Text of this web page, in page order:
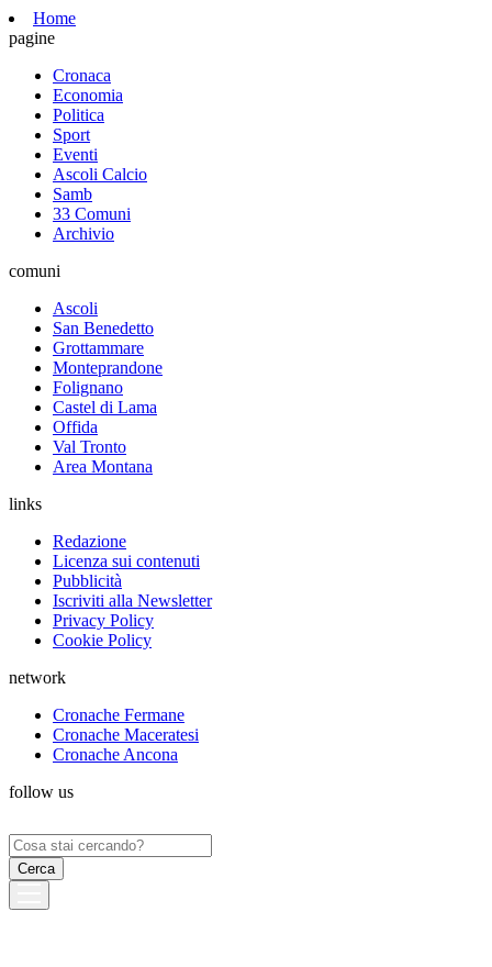
Home
pagine
Cronaca
Economia
Politica
Sport
Eventi
Ascoli Calcio
Samb
33 Comuni
Archivio
comuni
Ascoli
San Benedetto
Grottammare
Monteprandone
Folignano
Castel di Lama
Offida
Val Tronto
Area Montana
links
Redazione
Licenza sui contenuti
Pubblicità
Iscriviti alla Newsletter
Privacy Policy
Cookie Policy
network
Cronache Fermane
Cronache Maceratesi
Cronache Ancona
follow us
Ricerca
per: